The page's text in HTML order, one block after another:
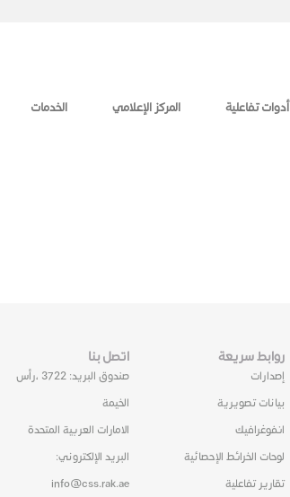
أدوات تفاعلية المركز الإعلامي الخدمات
روابط سريعة
إصدارات
بيانات تصويرية
انفوغرافيك
لوحات الخرائط الإحصائية
تقارير تفاعلية
اتصل بنا
صندوق البريد: 3722 ،رأس
الخيمة
الامارات العربية المتحدة
البريد الإلكتروني:
info@css.rak.ae